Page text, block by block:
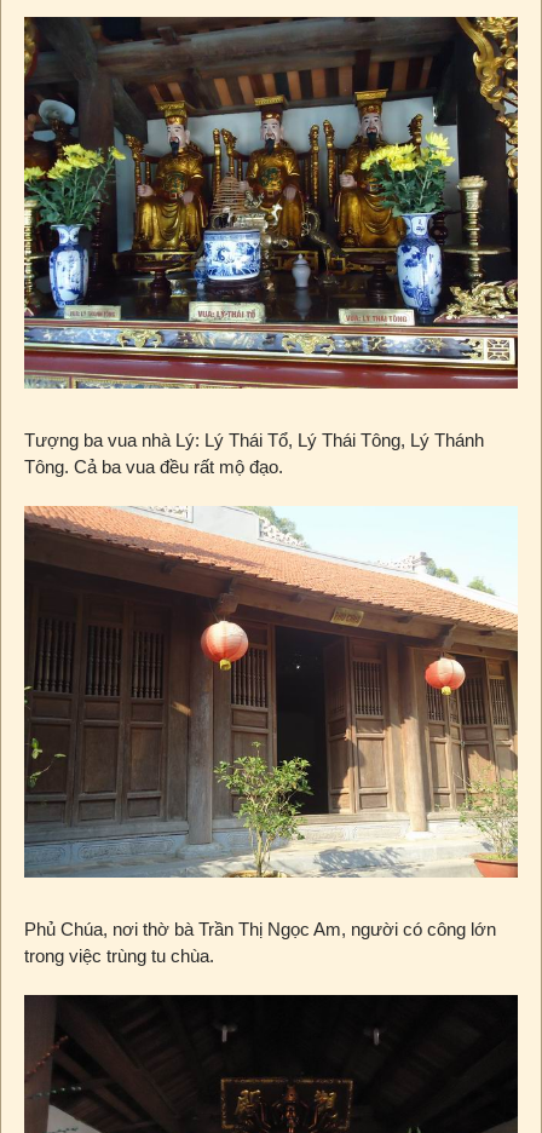
Tượng ba vua nhà Lý: Lý Thái Tổ, Lý Thái Tông, Lý Thánh
Tông. Cả ba vua đều rất mộ đạo.
Phủ Chúa, nơi thờ bà Trần Thị Ngọc Am, người có công lớn
trong việc trùng tu chùa.